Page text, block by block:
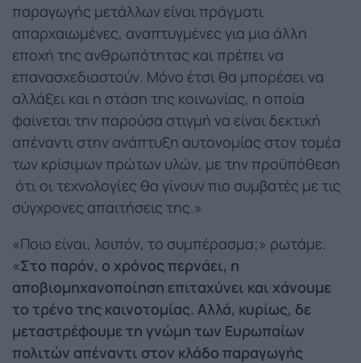
παραγωγής μετάλλων είναι πράγματι
απαρχαιωμένες, αναπτυγμένες για μια άλλη
εποχή της ανθρωπότητας και πρέπει να
επανασχεδιαστούν. Μόνο έτσι θα μπορέσει να
αλλάξει και η στάση της κοινωνίας, η οποία
φαίνεται την παρούσα στιγμή να είναι δεκτική
απέναντι στην ανάπτυξη αυτονομίας στον τομέα
των κρίσιμων πρώτων υλών, με την προϋπόθεση
ότι οι τεχνολογίες θα γίνουν πιο συμβατές με τις
σύγχρονες απαιτήσεις της.»
«Ποιο είναι, λοιπόν, το συμπέρασμα;» ρωτάμε.
«Στο παρόν, ο χρόνος περνάει, η
αποβιομηχανοποίηση επιταχύνει και χάνουμε
το τρένο της καινοτομίας. Αλλά, κυρίως, δε
μεταστρέφουμε τη γνώμη των Ευρωπαίων
πολιτών απέναντι στον κλάδο παραγωγής